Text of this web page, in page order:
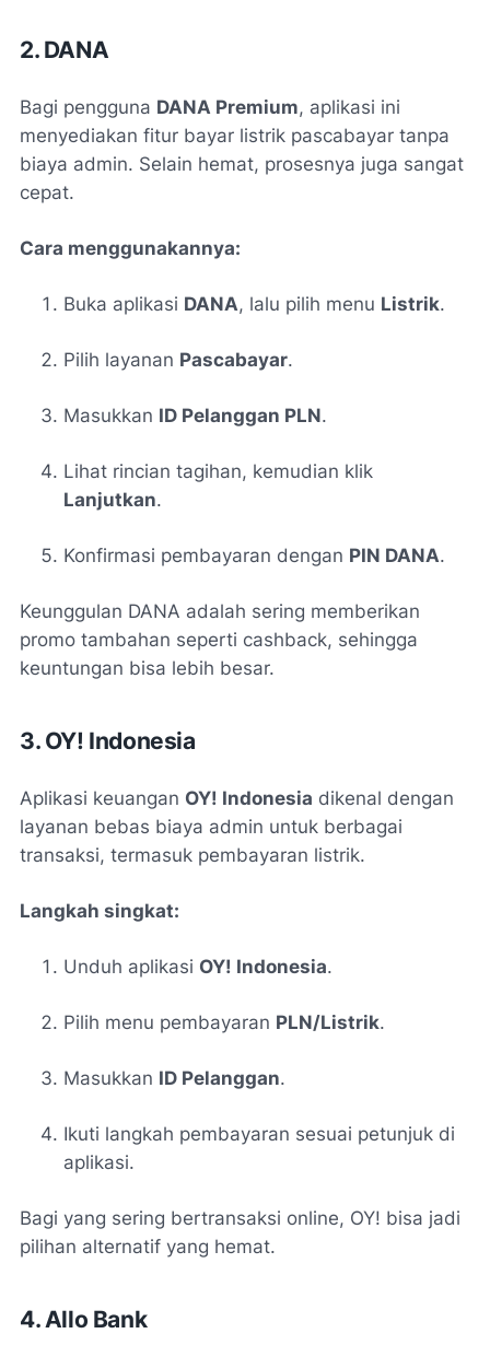
2. DANA
Bagi pengguna DANA Premium, aplikasi ini
menyediakan fitur bayar listrik pascabayar tanpa
biaya admin. Selain hemat, prosesnya juga sangat
cepat.
Cara menggunakannya:
Buka aplikasi DANA, lalu pilih menu Listrik.
Pilih layanan Pascabayar.
Masukkan ID Pelanggan PLN.
Lihat rincian tagihan, kemudian klik
Lanjutkan.
Konfirmasi pembayaran dengan PIN DANA.
Keunggulan DANA adalah sering memberikan
promo tambahan seperti cashback, sehingga
keuntungan bisa lebih besar.
3. OY! Indonesia
Aplikasi keuangan OY! Indonesia dikenal dengan
layanan bebas biaya admin untuk berbagai
transaksi, termasuk pembayaran listrik.
Langkah singkat:
Unduh aplikasi OY! Indonesia.
Pilih menu pembayaran PLN/Listrik.
Masukkan ID Pelanggan.
Ikuti langkah pembayaran sesuai petunjuk di
aplikasi.
Bagi yang sering bertransaksi online, OY! bisa jadi
pilihan alternatif yang hemat.
4. Allo Bank